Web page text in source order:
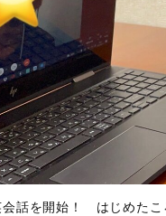
会話を開始！ はじめた